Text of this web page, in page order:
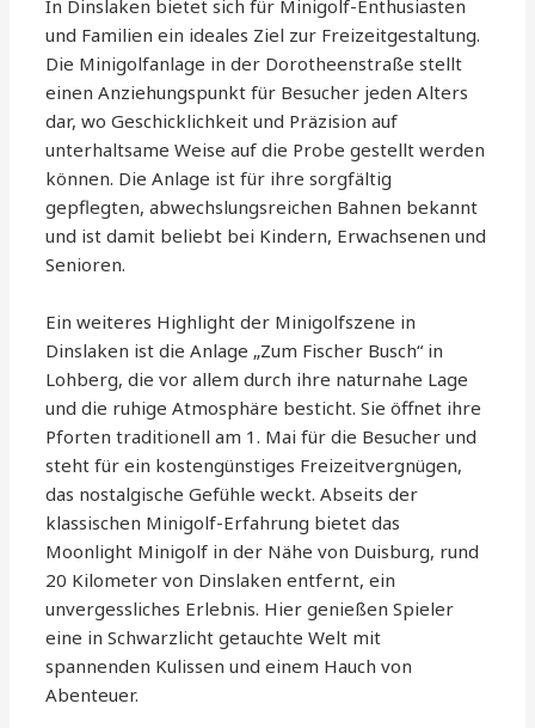
In Dinslaken bietet sich für Minigolf-Enthusiasten
und Familien ein ideales Ziel zur Freizeitgestaltung.
Die Minigolfanlage in der Dorotheenstraße stellt
einen Anziehungspunkt für Besucher jeden Alters
dar, wo Geschicklichkeit und Präzision auf
unterhaltsame Weise auf die Probe gestellt werden
können. Die Anlage ist für ihre sorgfältig
gepflegten, abwechslungsreichen Bahnen bekannt
und ist damit beliebt bei Kindern, Erwachsenen und
Senioren.
Ein weiteres Highlight der Minigolfszene in
Dinslaken ist die Anlage „Zum Fischer Busch“ in
Lohberg, die vor allem durch ihre naturnahe Lage
und die ruhige Atmosphäre besticht. Sie öffnet ihre
Pforten traditionell am 1. Mai für die Besucher und
steht für ein kostengünstiges Freizeitvergnügen,
das nostalgische Gefühle weckt. Abseits der
klassischen Minigolf-Erfahrung bietet das
Moonlight Minigolf in der Nähe von Duisburg, rund
20 Kilometer von Dinslaken entfernt, ein
unvergessliches Erlebnis. Hier genießen Spieler
eine in Schwarzlicht getauchte Welt mit
spannenden Kulissen und einem Hauch von
Abenteuer.